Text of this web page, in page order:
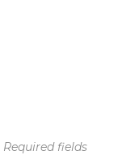
Required fields